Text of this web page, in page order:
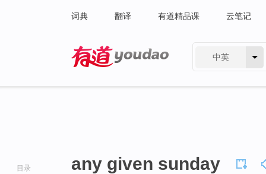
词典 翻译 有道精品课 云笔记
中英
目录 any given sunday